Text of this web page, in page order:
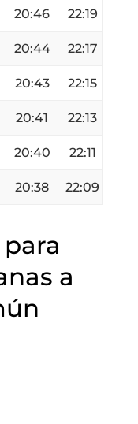
20:46 22:19
20:44 22:17
20:43 22:15
20:41 22:13
20:40 22:11
20:38 22:09
a